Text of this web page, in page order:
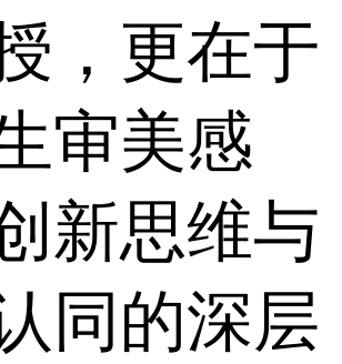
，更在于
审美感
新思维与
同的深层